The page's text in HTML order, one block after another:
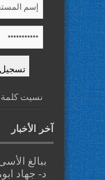
نسيت كلمة
آخر الأخبار
ببالغ
د- جهاد